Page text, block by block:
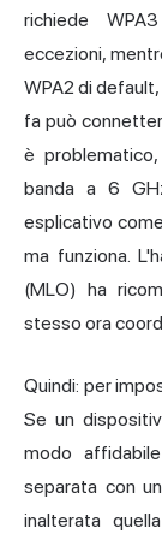
richiede
eccezioni,
WPA2 di
fa può
è
banda a 6
esplicativo
ma funziona.
(MLO) ha
stesso ora
Quindi: per
Se un
modo
separata con
inalterata